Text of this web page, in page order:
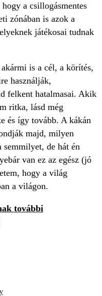
a csillogásmentes
zónában is azok a
játékosai tudnak
is a cél, a körítés,
használják,
felkent hatalmasai. Akik
ritka, lásd még
és így tovább. A kákán
majd, milyen
semmilyet, de hát én
van ez az egész (jó
hogy a világ
a világon.
további